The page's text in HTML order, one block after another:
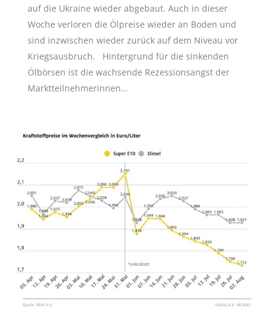
auf die Ukraine wieder abgebaut. Auch in dieser
Woche verloren die Ölpreise wieder an Boden und
sind inzwischen wieder zurück auf dem Niveau vor
Kriegsausbruch. Hintergrund für die sinkenden
Ölbörsen ist die wachsende Rezessionsangst der
Marktteilnehmerinnen…